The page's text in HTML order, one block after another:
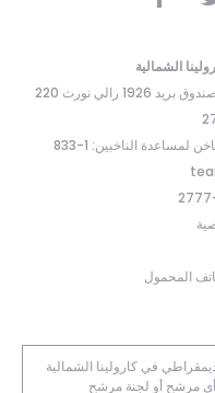
الشمالية
220 شارع هيلزبره رالي، نورث كارولينا 27603 | صندوق بريد 1926 رالي نورث
المحمول